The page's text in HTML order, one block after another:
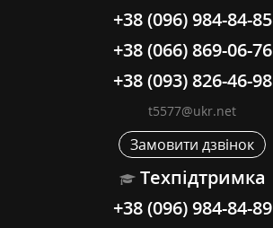
+38 (096) 984-84-85
+38 (066) 869-06-76
+38 (093) 826-46-98
t5577@ukr.net
Замовити дзвінок
Техпідтримка
+38 (096) 984-84-89